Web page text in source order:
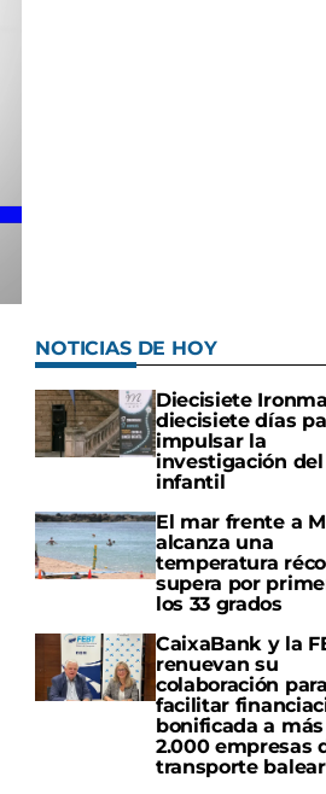
NOTICIAS DE HOY
Diecisiete
diecisiete días
impulsar la
investigación
infantil
El mar frente a
alcanza una
temperatura
supera por
los 33 grados
CaixaBank y la
renuevan su
colaboración para
facilitar
bonificada a
2.000 empresas
transporte balear